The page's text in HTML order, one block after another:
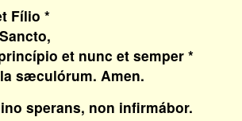
Fílio *
et nunc et semper *
sæculórum. Amen.
sperans, non infirmábor.